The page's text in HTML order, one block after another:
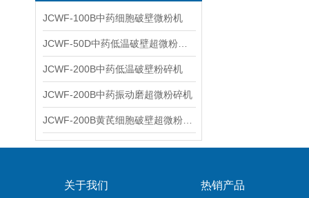
JCWF-100B中药细胞破壁微粉机
JCWF-200B中药低温破壁粉碎机
JCWF-200B中药振动磨超微粉碎机
关于我们 热销产品